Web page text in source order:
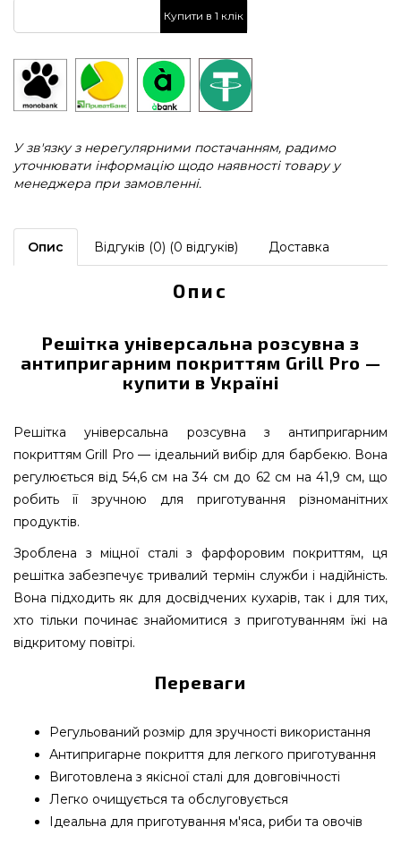
Купити в 1 клік
У зв'язку з нерегулярними постачанням, радимо
уточнювати інформацію щодо наявності товару у
менеджера при замовленні.
Опис Відгуків (0) (0 відгуків) Доставка
Опис
Решітка універсальна розсувна з
антипригарним покриттям Grill Pro —
купити в Україні
Решітка універсальна розсувна з антипригарним
покриттям Grill Pro — ідеальний вибір для барбекю. Вона
регулюється від 54,6 см на 34 см до 62 см на 41,9 см, що
робить її зручною для приготування різноманітних
продуктів.
Зроблена з міцної сталі з фарфоровим покриттям, ця
решітка забезпечує тривалий термін служби і надійність.
Вона підходить як для досвідчених кухарів, так і для тих,
хто тільки починає знайомитися з приготуванням їжі на
відкритому повітрі.
Переваги
Регульований розмір для зручності використання
Антипригарне покриття для легкого приготування
Виготовлена з якісної сталі для довговічності
Легко очищується та обслуговується
Ідеальна для приготування м'яса, риби та овочів